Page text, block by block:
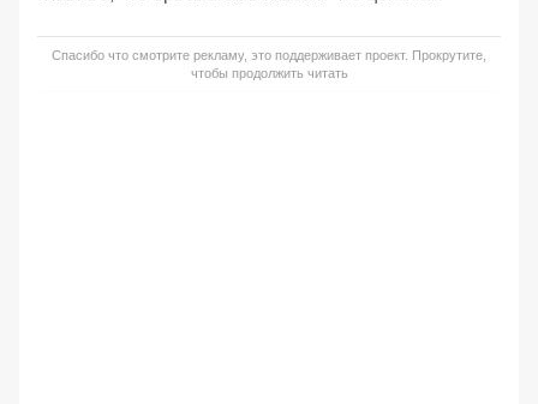
Спасибо что смотрите рекламу, это поддерживает проект. Прокрутите,
чтобы продолжить читать